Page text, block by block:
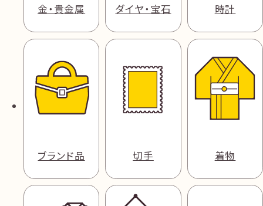
金・貴金属 ダイヤ・宝石 時計
ブランド品 切手 着物